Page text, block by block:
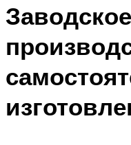
Заводское